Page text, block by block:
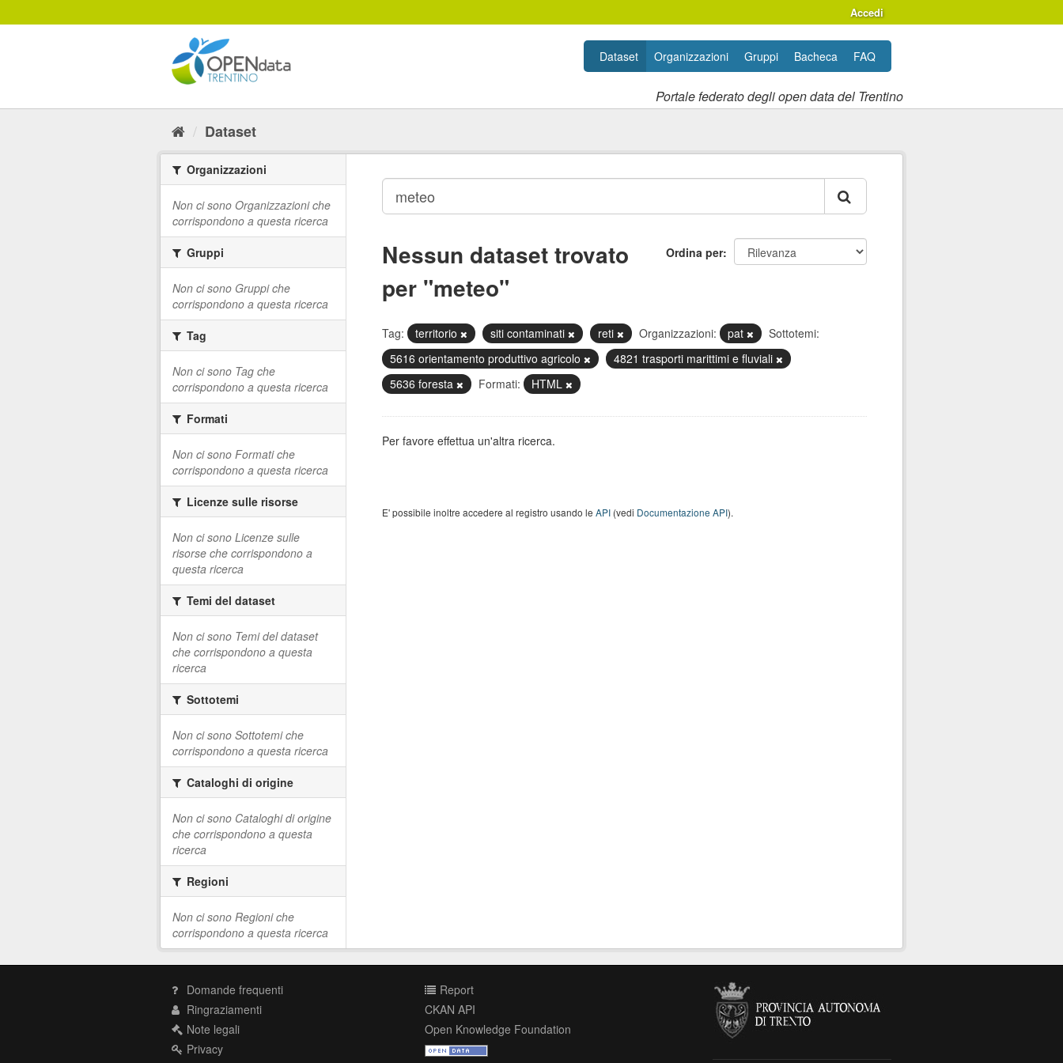
al
Accedi
Portale federato degli open data del Trentino
Dataset Organizzazioni Gruppi Bacheca FAQ
Dataset
Organizzazioni
Non ci sono Organizzazioni che
corrispondono a questa ricerca
Gruppi
Non ci sono Gruppi che
corrispondono a questa ricerca
Tag
Non ci sono Tag che
corrispondono a questa ricerca
Formati
Non ci sono Formati che
corrispondono a questa ricerca
Licenze sulle risorse
Non ci sono Licenze sulle
risorse che corrispondono a
questa ricerca
Temi del dataset
Non ci sono Temi del dataset
che corrispondono a questa
ricerca
Sottotemi
Non ci sono Sottotemi che
corrispondono a questa ricerca
Cataloghi di origine
Non ci sono Cataloghi di origine
che corrispondono a questa
ricerca
Regioni
Non ci sono Regioni che
corrispondono a questa ricerca
Ordina per
Nessun dataset trovato
per "meteo"
Tag: territorio siti contaminati reti Organizzazioni: pat
Sottotemi:
5616 orientamento produttivo agricolo
4821 trasporti marittimi e fluviali
5636 foresta
Formati: HTML
Per favore effettua un'altra ricerca.
E' possibile inoltre accedere al registro usando le API(vedi Documentazione API).
Domande frequenti
Ringraziamenti
Note legali
Privacy
Report
CKAN API
Open Knowledge Foundation